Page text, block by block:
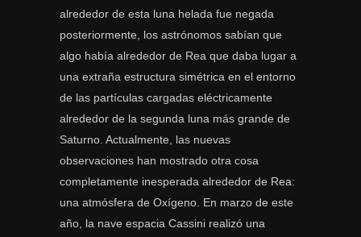
alrededor de esta luna helada fue negada
posteriormente, los astrónomos sabían que
algo había alrededor de Rea que daba lugar a
una extraña estructura simétrica en el entorno
de las partículas cargadas eléctricamente
alrededor de la segunda luna más grande de
Saturno. Actualmente, las nuevas
observaciones han mostrado otra cosa
completamente inesperada alrededor de Rea:
una atmósfera de Oxígeno. En marzo de este
año, la nave espacia Cassini realizó una